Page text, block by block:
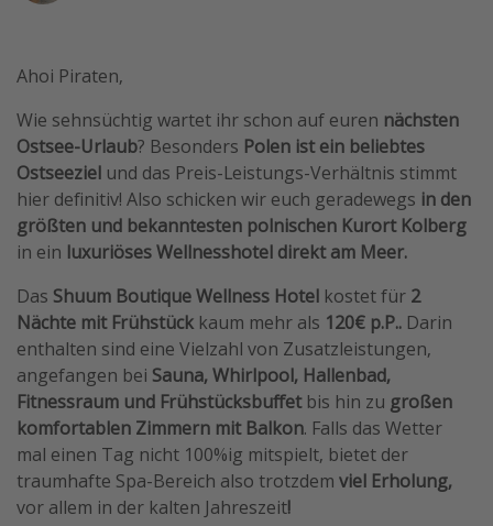
Hotels in Amsterdam
Hotels am Achensee
Weitere Themen
Reise Journal
Familienurlaub in der Türkei
Rundreisen in Thailand
Bahnreisen in der Schweiz
Reisepassfreie Reiseziele
Travel Know How
Silvesterreisen
Last Minute Urlaub Mallorca
Last Minute Urlaub Deutschland
Ahoi Piraten,
Wie sehnsüchtig wartet ihr schon auf euren nächsten
Ostsee-Urlaub? Besonders Polen ist ein beliebtes
Ostseeziel und das Preis-Leistungs-Verhältnis stimmt
hier definitiv! Also schicken wir euch geradewegs in den
größten und bekanntesten polnischen Kurort Kolberg
in ein luxuriöses Wellnesshotel direkt am Meer.
Das Shuum Boutique Wellness Hotel kostet für 2
Nächte mit Frühstück kaum mehr als 120€ p.P.. Darin
enthalten sind eine Vielzahl von Zusatzleistungen,
angefangen bei Sauna, Whirlpool, Hallenbad,
Fitnessraum und Frühstücksbuffetbis hin zu großen
komfortablen Zimmern mit Balkon. Falls das Wetter
mal einen Tag nicht 100%ig mitspielt, bietet der
traumhafte Spa-Bereich also trotzdem viel Erholung,
vor allem in der kalten Jahreszeit!